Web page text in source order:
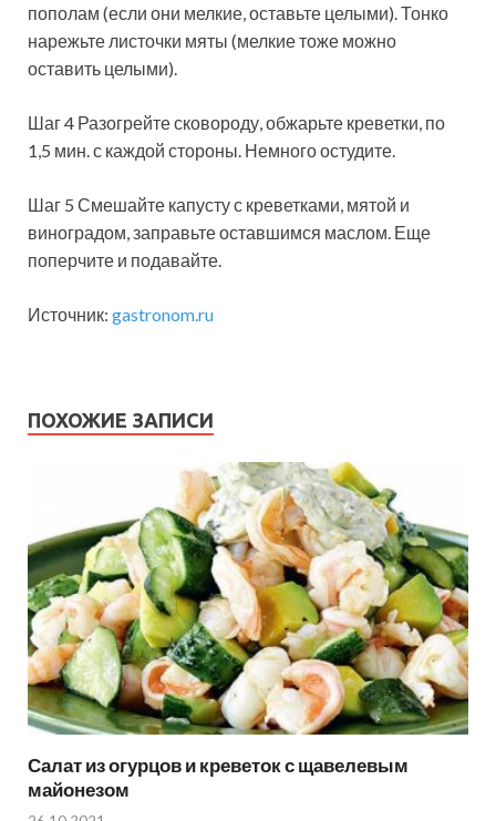
пополам (если они мелкие, оставьте целыми). Тонко
нарежьте листочки мяты (мелкие тоже можно
оставить целыми).
Шаг 4 Разогрейте сковороду, обжарьте креветки, по
1,5 мин. с каждой стороны. Немного остудите.
Шаг 5 Смешайте капусту с креветками, мятой и
виноградом, заправьте оставшимся маслом. Еще
поперчите и подавайте.
Источник: gastronom.ru
ПОХОЖИЕ ЗАПИСИ
Салат из огурцов и креветок с щавелевым
майонезом